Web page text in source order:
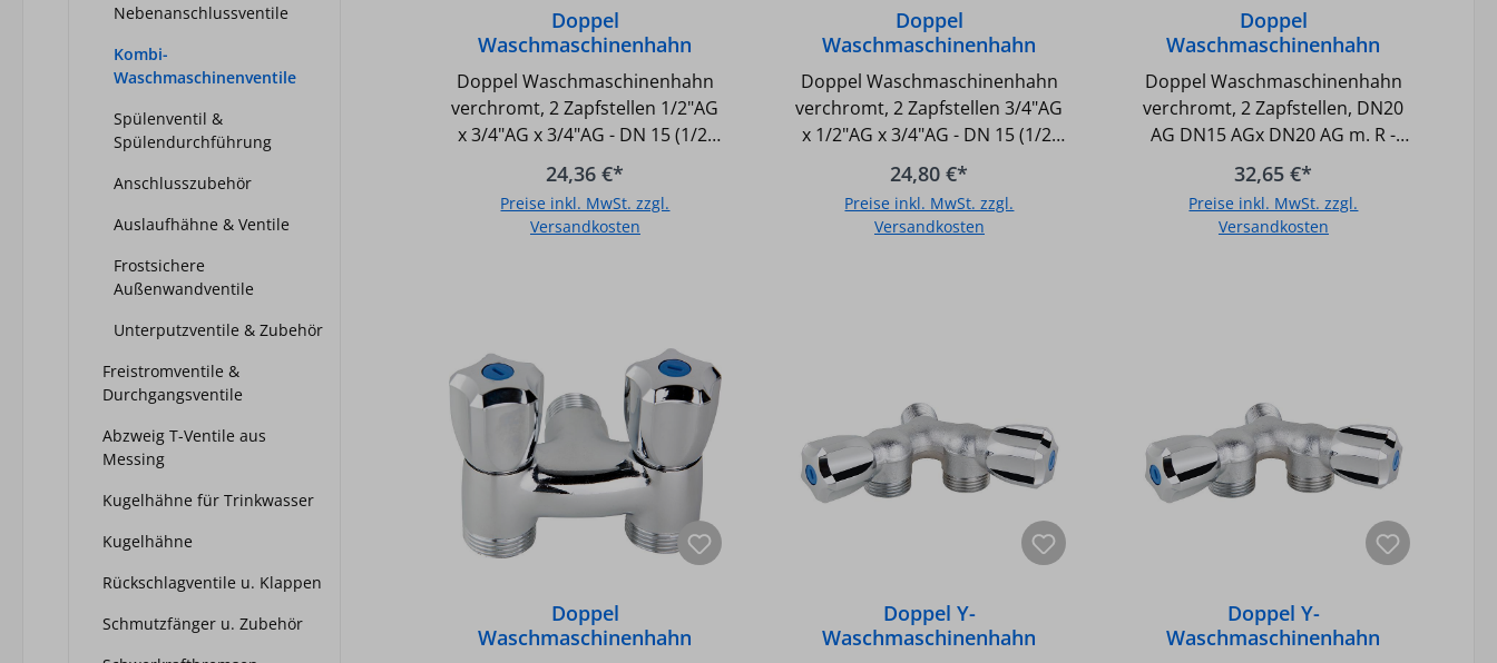
Nebenanschlussventile
Kombi-
Waschmaschinenventile
Spülenventil &
Spülendurchführung
Anschlusszubehör
Auslaufhähne & Ventile
Frostsichere
Außenwandventile
Unterputzventile & Zubehör
Freistromventile &
Durchgangsventile
Abzweig T-Ventile aus
Messing
Kugelhähne für Trinkwasser
Kugelhähne
Rückschlagventile u. Klappen
Schmutzfänger u. Zubehör
Doppel
Waschmaschinenhahn
verchromt, 2 Zapfstellen
1/2"AG x 3/4"AG x 3/4"AG
Doppel Waschmaschinenhahn
verchromt, 2 Zapfstellen 1/2"AG
x 3/4"AG x 3/4"AG - DN 15 (1/2)
AG x DN 20 (3/4) AG x DN 20
(3/4) AG - Verchromt
24,36 €*
Preise inkl. MwSt. zzgl.
Versandkosten
Doppel
Waschmaschinenhahn
verchromt, 2 Zapfstellen
3/4"AG x 1/2"AG x 3/4"AG
Doppel Waschmaschinenhahn
verchromt, 2 Zapfstellen 3/4"AG
x 1/2"AG x 3/4"AG - DN 15 (1/2)
AG x DN 20 (3/4) AG x DN 20
(3/4) AG - Verchromt
24,80 €*
Preise inkl. MwSt. zzgl.
Versandkosten
Doppel
Waschmaschinenhahn
verchromt, 2 Zapfstellen,
DN20 AG DN15 AGx DN20
AG m.R
Doppel Waschmaschinenhahn
verchromt, 2 Zapfstellen, DN20
AG DN15 AGx DN20 AG m. R -
DN 15 (1/2) AG x DN 20 (3/4) AG
x DN 20 (3/4) AG - Inkl
Schlauchverschraubung DN 20
(3/4)
32,65 €*
Preise inkl. MwSt. zzgl.
Versandkosten
Doppel
Waschmaschinenhahn
Doppel Y-
Waschmaschinenhahn
Doppel Y-
Waschmaschinenhahn